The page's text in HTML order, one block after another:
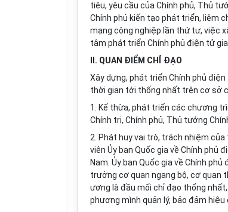
tiêu, yêu cầu của Chính phủ, Thủ
Chính phủ kiến tạo phát triển, liêm
mạng công nghiệp lần thứ tư, việc
tâm phát triển Chính phủ điện tử
II. QUAN ĐIỂM CHỈ ĐẠO
Xây dựng, phát triển Chính phủ
thời gian tới thống nhất trên cơ sở
1. Kế thừa, phát triển các chương
Chính trị, Chính phủ, Thủ tướng
2. Phát huy vai trò, trách nhiệm của
viên Ủy ban Quốc gia về Chính
Nam. Ủy ban Quốc gia về Chính
trưởng cơ quan ngang bộ, cơ quan
ương là đầu mối chỉ đạo thống
phương mình quản lý, bảo đảm